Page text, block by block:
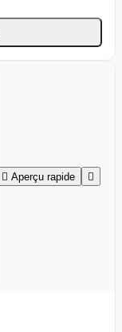
 Aperçu rapide 